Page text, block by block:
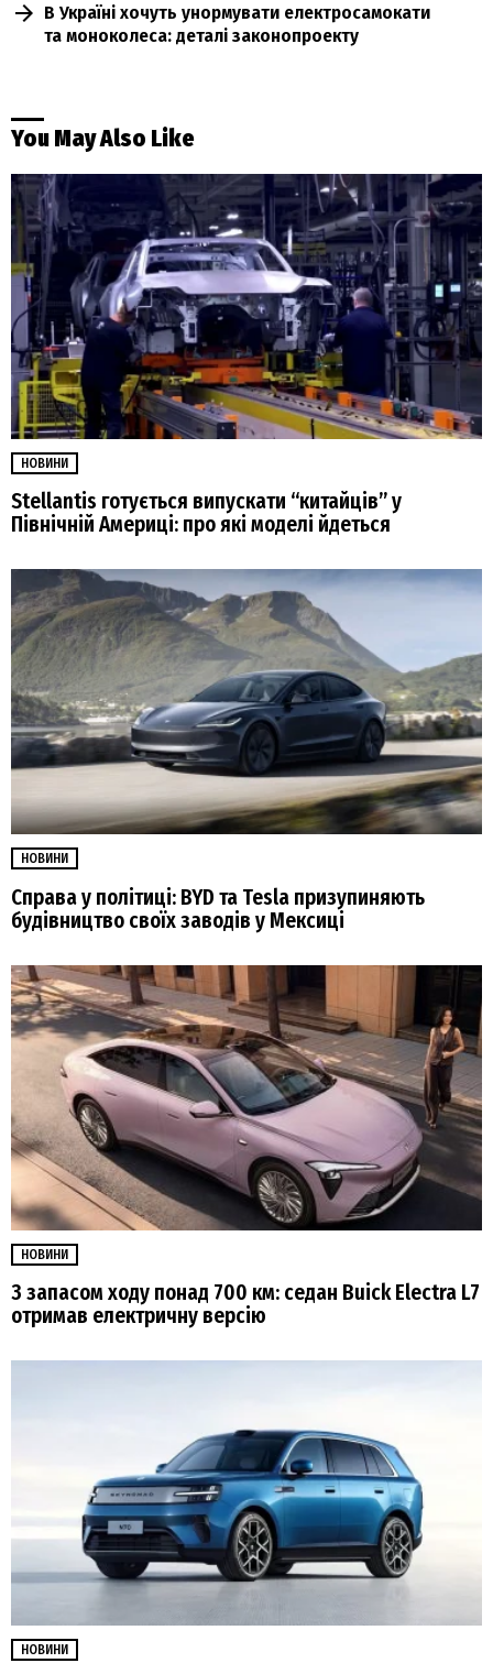
В Україні хочуть унормувати електросамокати
та моноколеса: деталі законопроекту
You May Also Like
НОВИНИ
Stellantis готується випускати “китайців” у
Північній Америці: про які моделі йдеться
НОВИНИ
Справа у політиці: BYD та Tesla призупиняють
будівництво своїх заводів у Мексиці
НОВИНИ
З запасом ходу понад 700 км: седан Buick Electra L7
отримав електричну версію
НОВИНИ